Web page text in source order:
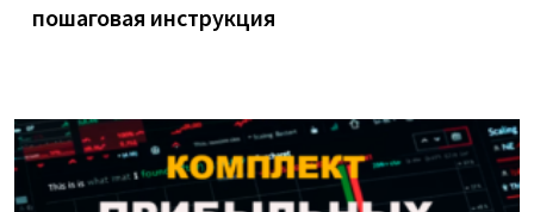
пошаговая инструкция